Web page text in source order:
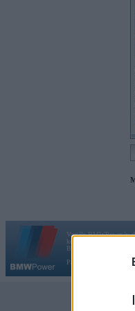
Vortāls BMWPower.lv
kopš 2002. gada 14.
BMW AG.
Par BMWPower